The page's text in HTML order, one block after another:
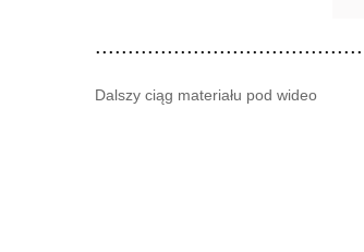
Dalszy ciąg materiału pod wideo